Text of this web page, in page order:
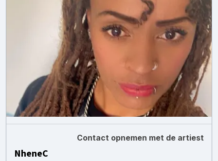
Contact opnemen met de artiest
NheneC